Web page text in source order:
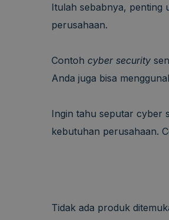
Itulah sebabnya, penting
perusahaan.
Contoh cyber security
Anda juga bisa
Ingin tahu seputar cyber
kebutuhan perusahaan.
Tidak ada produk